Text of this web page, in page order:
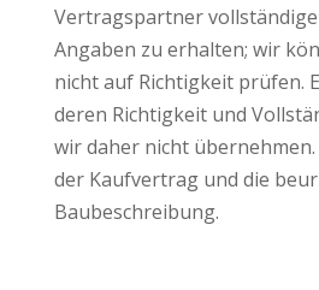
Vertragspartner
Angaben zu erhalten; wir
nicht auf Richtigkeit prüfen.
deren Richtigkeit und
wir daher nicht
der Kaufvertrag und die
Baubeschreibung.